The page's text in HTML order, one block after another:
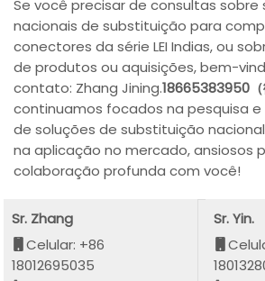
Se você precisar de consultas sobre
nacionais de substituição para
conectores da série LEI Indias, ou
de produtos ou aquisições, bem-
contato: Zhang Jining.18665383950（
continuamos focados na pesquisa
de soluções de substituição
na aplicação no mercado, ansiosos
colaboração profunda com você!
Sr. Zhang
Celular: +86
18012695035
Sr. Yin.